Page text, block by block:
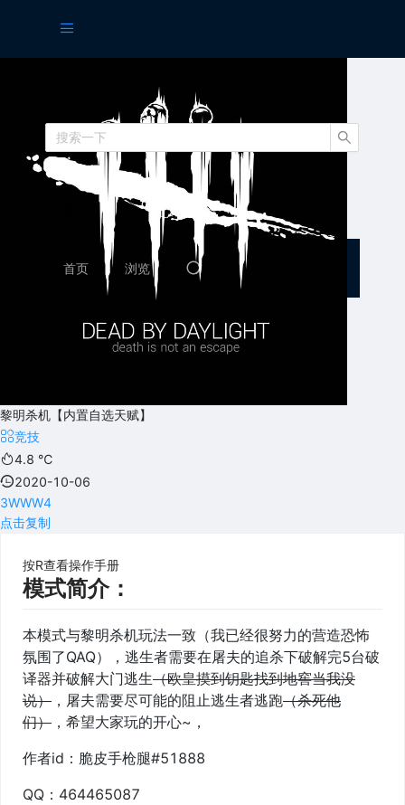
首页 浏览
黎明杀机【内置自选天赋】
竞技
4.8 ℃
2020-10-06
3WWW4
点击复制
按R查看操作手册
模式简介：
本模式与黎明杀机玩法一致（我已经很努力的营造恐怖
氛围了QAQ），逃生者需要在屠夫的追杀下破解完5台破
译器并破解大门逃生（欧皇摸到钥匙找到地窖当我没
说） ，屠夫需要尽可能的阻止逃生者逃跑（杀死他
们） ，希望大家玩的开心~，
作者id：脆皮手枪腿#51888
QQ：464465087